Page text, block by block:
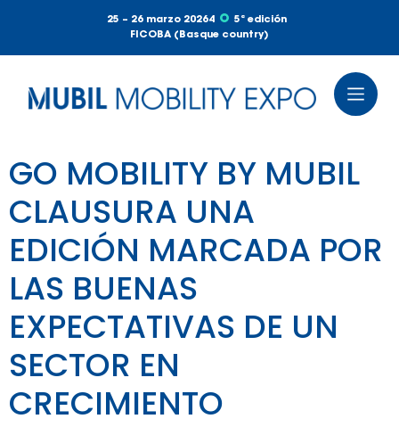
25 – 26 marzo 20264
5ª edición
FICOBA (Basque country)
GO MOBILITY BY MUBIL
CLAUSURA UNA
EDICIÓN MARCADA POR
LAS BUENAS
EXPECTATIVAS DE UN
SECTOR EN
CRECIMIENTO